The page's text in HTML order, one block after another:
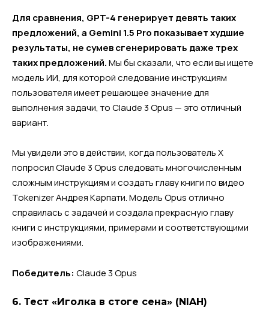
Для сравнения, GPT-4 генерирует девять таких
предложений, а Gemini 1.5 Pro показывает худшие
результаты, не сумев сгенерировать даже трех
таких предложений.Мы бы сказали, что если вы ищете
модель ИИ, для которой следование инструкциям
пользователя имеет решающее значение для
выполнения задачи, то Claude 3 Opus — это отличный
вариант.
Мы увидели это в действии, когда пользователь X
попросил Claude 3 Opus следовать многочисленным
сложным инструкциям и создать главу книги по видео
Tokenizer Андрея Карпати. Модель Opus отлично
справилась с задачей и создала прекрасную главу
книги с инструкциями, примерами и соответствующими
изображениями.
Победитель: Claude 3 Opus
6. Тест «Иголка в стоге сена» (NIAH)